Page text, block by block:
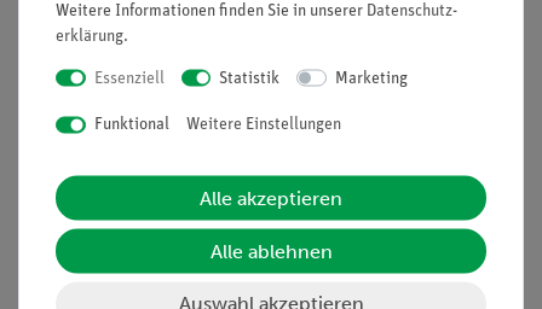
Ausstattung und technische
Daten
Zur Halterung von bis zu 4:
• Thermometernd= 8 mm
• Maßbandl= 2 m 09936-00
Klemmvorrichtung für runde Stativstangend= 10
Maße (mm): 70 x 35 x 25
Weitere Informationen finden Sie in unserer Daten­schutz­
erklärung.
Essenziell Statistik Marketing
Funktional Weitere Einstellungen
Alle akzeptieren
Alle ablehnen
Auswahl akzeptieren